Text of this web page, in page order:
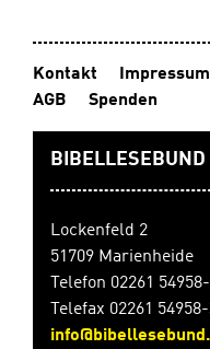
Begegnungen mit
Sie. Er hat Zeit für
durch alle Höhen und
sich von ihm neue
Geheftet mit festem
Kontakt Impressum
AGB
Spenden
Lockenfeld 2
51709 Marienheide
Telefon 02261
Telefax 02261